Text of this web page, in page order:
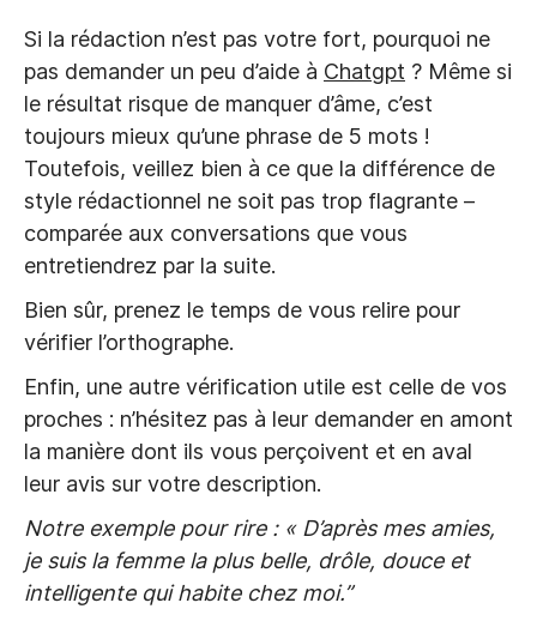
Si la rédaction n’est pas votre fort, pourquoi ne
pas demander un peu d’aide à Chatgpt ? Même si
le résultat risque de manquer d’âme, c’est
toujours mieux qu’une phrase de 5 mots !
Toutefois, veillez bien à ce que la différence de
style rédactionnel ne soit pas trop flagrante –
comparée aux conversations que vous
entretiendrez par la suite.
Bien sûr, prenez le temps de vous relire pour
vérifier l’orthographe.
Enfin, une autre vérification utile est celle de vos
proches : n’hésitez pas à leur demander en amont
la manière dont ils vous perçoivent et en aval
leur avis sur votre description.
Notre exemple pour rire : « D’après mes amies,
je suis la femme la plus belle, drôle, douce et
intelligente qui habite chez moi.”